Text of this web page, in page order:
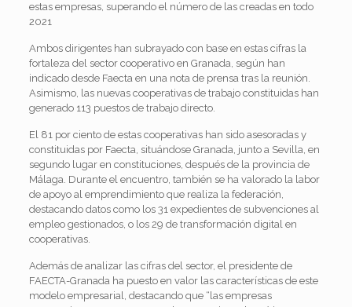
estas empresas, superando el número de las creadas en todo
2021
Ambos dirigentes han subrayado con base en estas cifras la
fortaleza del sector cooperativo en Granada, según han
indicado desde Faecta en una nota de prensa tras la reunión.
Asimismo, las nuevas cooperativas de trabajo constituidas han
generado 113 puestos de trabajo directo.
El 81 por ciento de estas cooperativas han sido asesoradas y
constituidas por Faecta, situándose Granada, junto a Sevilla, en
segundo lugar en constituciones, después de la provincia de
Málaga. Durante el encuentro, también se ha valorado la labor
de apoyo al emprendimiento que realiza la federación,
destacando datos como los 31 expedientes de subvenciones al
empleo gestionados, o los 29 de transformación digital en
cooperativas.
Además de analizar las cifras del sector, el presidente de
FAECTA-Granada ha puesto en valor las características de este
modelo empresarial, destacando que “las empresas